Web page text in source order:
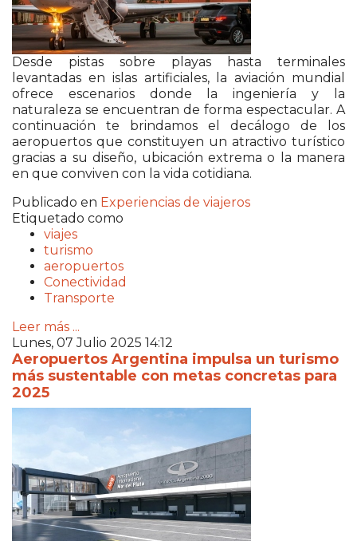
Desde pistas sobre playas hasta terminales
levantadas en islas artificiales, la aviación mundial
ofrece escenarios donde la ingeniería y la
naturaleza se encuentran de forma espectacular. A
continuación te brindamos el decálogo de los
aeropuertos que constituyen un atractivo turístico
gracias a su diseño, ubicación extrema o la manera
en que conviven con la vida cotidiana.
Publicado en Experiencias de viajeros
Etiquetado como
viajes
turismo
aeropuertos
Conectividad
Transporte
Leer más ...
Lunes, 07 Julio 2025 14:12
Aeropuertos Argentina impulsa un turismo
más sustentable con metas concretas para
2025